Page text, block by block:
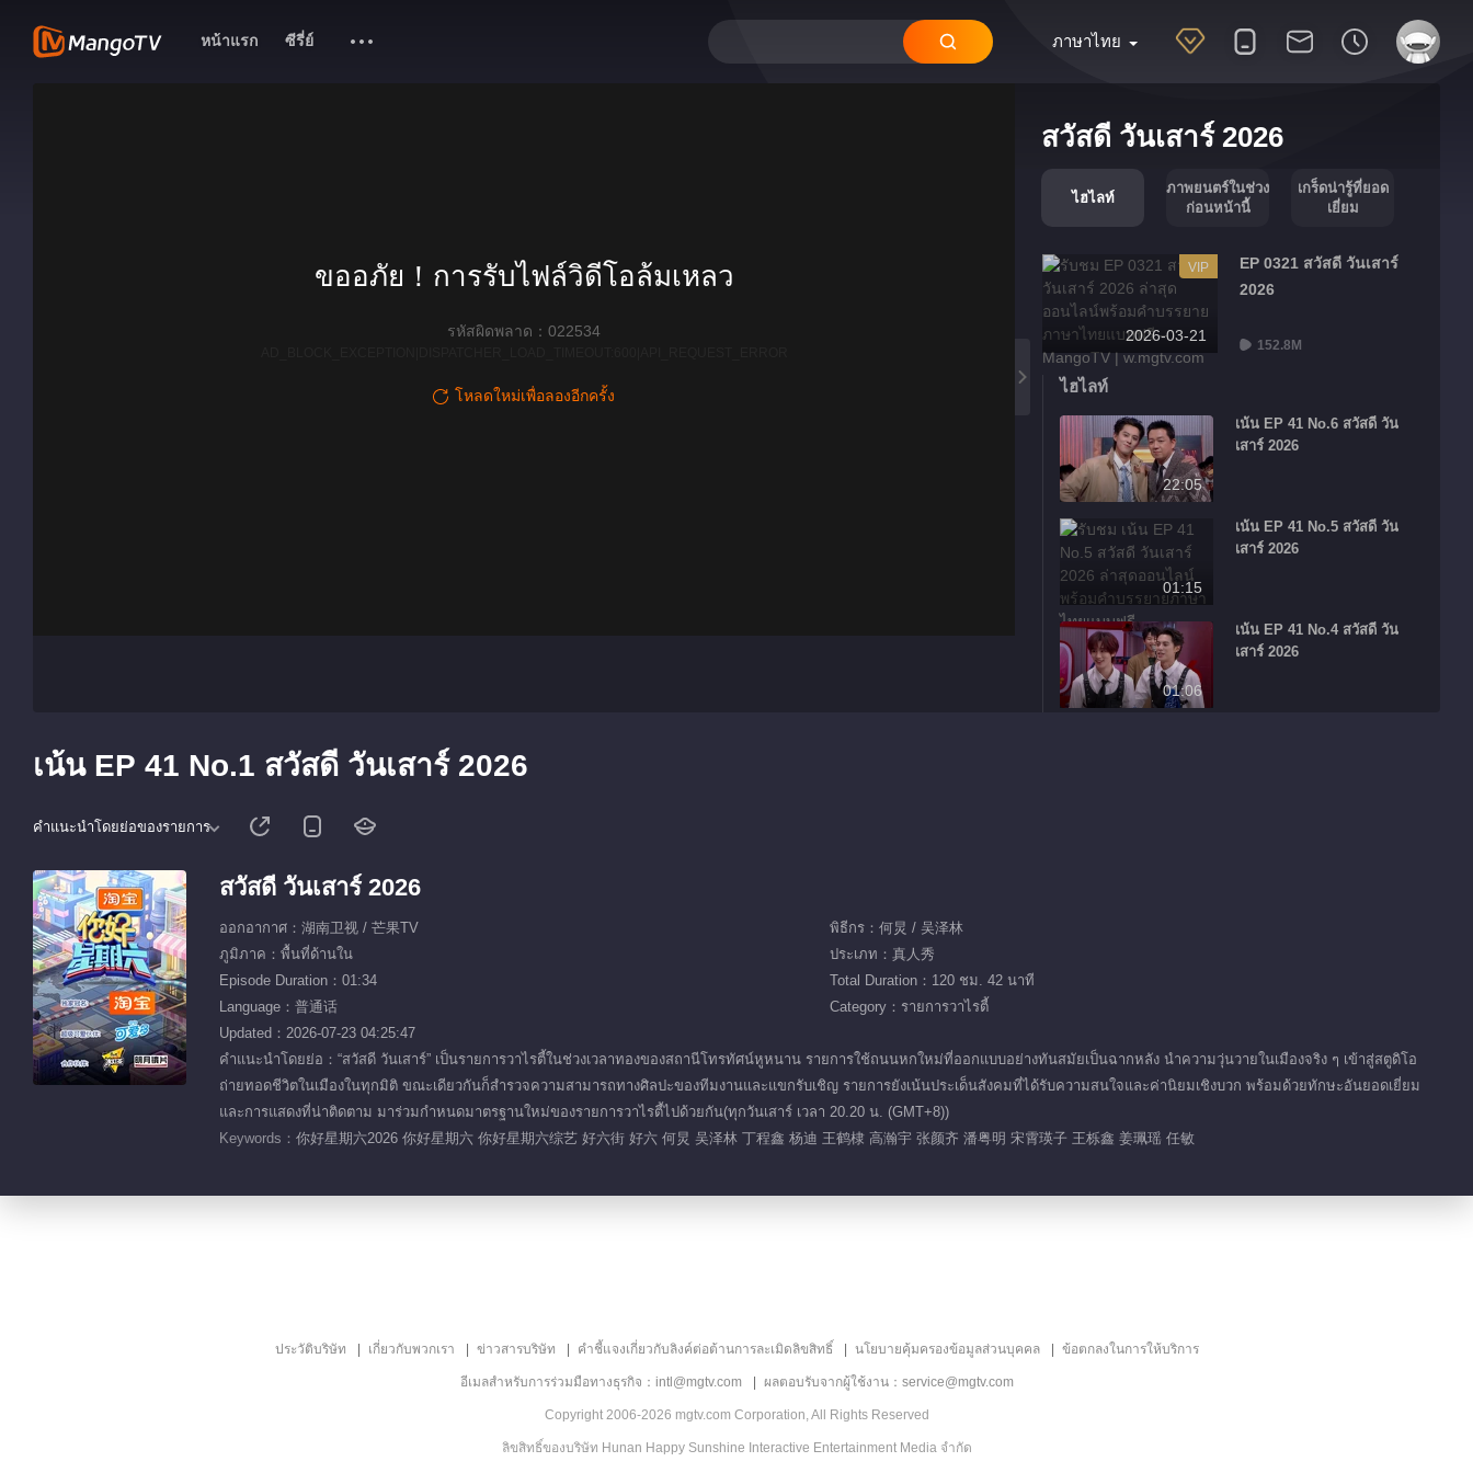
ภาษาไทย
หน้าแรก ซีรี่ย์
สวัสดี วันเสาร์ 2026
ไฮไลท์
ภาพยนตร์ในช่วง
ก่อนหน้านี้
เกร็ดน่ารู้ที่ยอด
เยี่ยม
2026-03-21
VIP
EP 0321 สวัสดี วันเสาร์
2026
152.8M
ไฮไลท์
22:05
เน้น EP 41 No.6 สวัสดี วัน
เสาร์ 2026
01:15
เน้น EP 41 No.5 สวัสดี วัน
เสาร์ 2026
01:06
เน้น EP 41 No.4 สวัสดี วัน
เสาร์ 2026
แผ่นพับโฆษณายอดนิยม
ขออภัย！การรับไฟล์วิดีโอล้มเหลว
รหัสผิดพลาด：022534
โหลดใหม่เพื่อลองอีกครั้ง
เน้น EP 41 No.1 สวัสดี วันเสาร์ 2026
คำแนะนำโดยย่อของรายการ
สวัสดี วันเสาร์ 2026
ออกอากาศ：湖南卫视 / 芒果TV
พิธีกร：何炅 / 吴泽林
ภูมิภาค：พื้นที่ด้านใน
ประเภท：真人秀
Episode Duration：01:34
Total Duration：120 ชม. 42 นาที
Language：普通话
Category：รายการวาไรตี้
Updated：2026-07-23 04:25:47
คำแนะนำโดยย่อ：“สวัสดี วันเสาร์” เป็นรายการวาไรตี้ในช่วงเวลาทองของสถานีโทรทัศน์หูหนาน รายการใช้ถนนหกใหม่ที่ออกแบบอย่างทันสมัยเป็นฉากหลัง นำความวุ่นวายในเมืองจริง ๆ เข้าสู่สตูดิโอ
ถ่ายทอดชีวิตในเมืองในทุกมิติ ขณะเดียวกันก็สำรวจความสามารถทางศิลปะของทีมงานและแขกรับเชิญ รายการยังเน้นประเด็นสังคมที่ได้รับความสนใจและค่านิยมเชิงบวก พร้อมด้วยทักษะอันยอดเยี่ยม
และการแสดงที่น่าติดตาม มาร่วมกำหนดมาตรฐานใหม่ของรายการวาไรตี้ไปด้วยกัน(ทุกวันเสาร์ เวลา 20.20 น. (GMT+8))
Keywords： 你好星期六2026 你好星期六 你好星期六综艺 好六街 好六 何炅 吴泽林 丁程鑫 杨迪 王鹤棣 高瀚宇 张颜齐 潘粤明 宋霄瑛子 王栎鑫 姜珮瑶 任敏
ประวัติบริษัท เกี่ยวกับพวกเรา ข่าวสารบริษัท คำชี้แจงเกี่ยวกับลิงค์ต่อต้านการละเมิดลิขสิทธิ์ นโยบายคุ้มครองข้อมูลส่วนบุคคล ข้อตกลงในการให้บริการ
อีเมลสำหรับการร่วมมือทางธุรกิจ：intl@mgtv.com ผลตอบรับจากผู้ใช้งาน：service@mgtv.com
Copyright 2006-2026 mgtv.com Corporation, All Rights Reserved
ลิขสิทธิ์ของบริษัท Hunan Happy Sunshine Interactive Entertainment Media จำกัด